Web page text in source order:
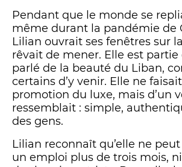
Pendant que le monde se
même durant la pandémie de
Lilian ouvrait ses fenêtres sur
rêvait de mener. Elle est partie
parlé de la beauté du Liban,
certains d’y venir. Elle ne
promotion du luxe, mais d’un
ressemblait : simple,
des gens.
Lilian reconnaît qu’elle ne
un emploi plus de trois mois,